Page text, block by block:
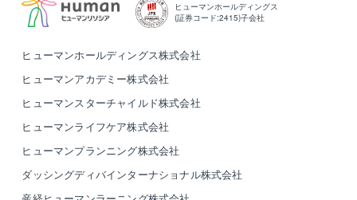
ヒューマンホールディングス
(証券コード:2415)子会社
ヒューマンホールディングス株式会社
ヒューマンアカデミー株式会社
ヒューマンスターチャイルド株式会社
ヒューマンライフケア株式会社
ヒューマンプランニング株式会社
ダッシングディバインターナショナル株式会社